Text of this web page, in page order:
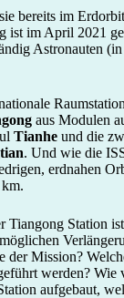
bereits im
ist im April 2021
Astronauten
aus Modulen
Tianhe und die
. Und wie die
erdnahen
Tiangong Station
der Mission?
werden? Wie
aufgebaut,